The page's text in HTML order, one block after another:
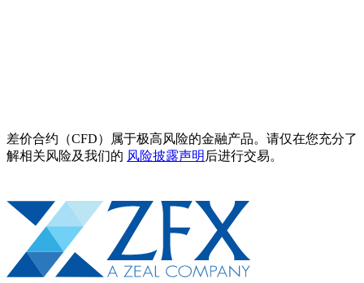
差价合约（CFD）属于极高风险的金融产品。请仅在您充分了
解相关风险及我们的 风险披露声明 后进行交易。